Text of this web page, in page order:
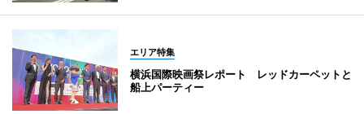
エリア特集
横浜国際映画祭レポート レッドカーペットと
船上パーティー